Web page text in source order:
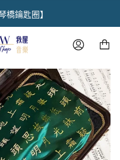
館 滿 千 享 𝟵 折 】
橋鑰匙圈】
免運費
拋光膏🪞
組】好評開賣📣
磅登場📣
1000點】🌟
帳